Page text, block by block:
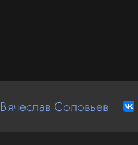
Вячеслав Соловьев